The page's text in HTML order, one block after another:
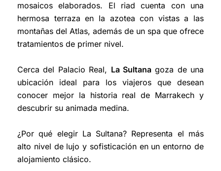
mosaicos elaborados. El riad cuenta con una
hermosa terraza en la azotea con vistas a las
montañas del Atlas, además de un spa que ofrece
tratamientos de primer nivel.
Cerca del Palacio Real, La Sultanagoza de una
ubicación ideal para los viajeros que desean
conocer mejor la historia real de Marrakech y
descubrir su animada medina.
¿Por qué elegir La Sultana? Representa el más
alto nivel de lujo y sofisticación en un entorno de
alojamiento clásico.